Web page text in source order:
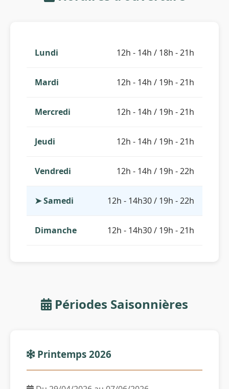
Lundi 12h - 14h / 18h - 21h
Mardi 12h - 14h / 19h - 21h
Mercredi 12h - 14h / 19h - 21h
Jeudi 12h - 14h / 19h - 21h
Vendredi 12h - 14h / 19h - 22h
➤ Samedi 12h - 14h30 / 19h - 22h
Dimanche 12h - 14h30 / 19h - 21h
Périodes Saisonnières
Printemps 2026